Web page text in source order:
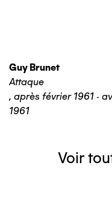
Guy Brunet
Attaque
, après février 1961 -
1961
Voir